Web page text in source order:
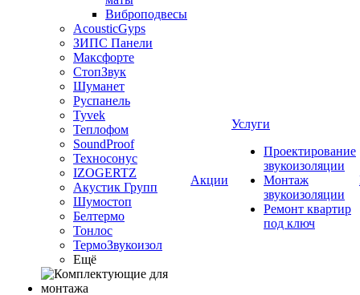
Виброподвесы
AcousticGyps
ЗИПС Панели
Максфорте
СтопЗвук
Шуманет
Руспанель
Tyvek
Теплофом
SoundProof
Техносонус
IZOGERTZ
Акустик Групп
Шумостоп
Белтермо
Тонлос
ТермоЗвукоизол
Ещё
Акции
Услуги
Проектирование
звукоизоляции
Монтаж
звукоизоляции
Ремонт квартир
под ключ